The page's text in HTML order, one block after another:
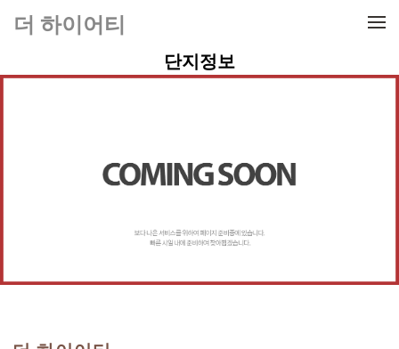
더 하이어티
단지정보